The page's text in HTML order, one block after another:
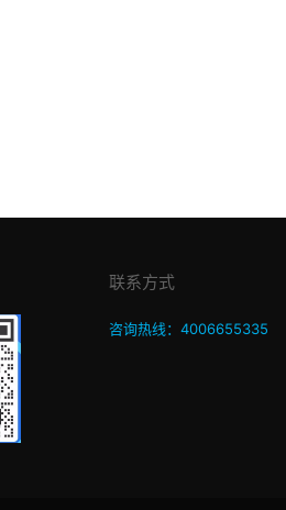
联系方式
咨询热线：4006655335